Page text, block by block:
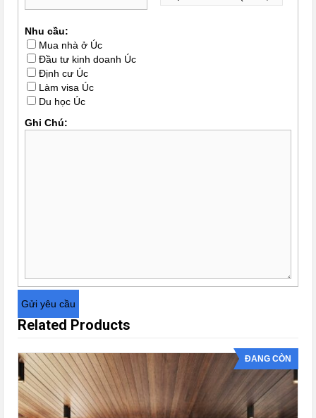
Nhu cầu:
Mua nhà ở Úc
Đầu tư kinh doanh Úc
Định cư Úc
Làm visa Úc
Du học Úc
Ghi Chú:
Related Products
ĐANG CÒN